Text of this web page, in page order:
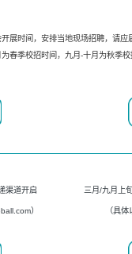
展时间，安排当地现场招聘，请应
春季校招时间，九月-十月为秋季校
渠道开启
）
三月/九月上
（具